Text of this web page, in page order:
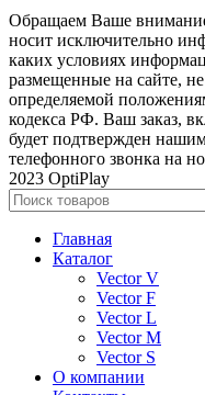
Обращаем Ваше
носит исключительно
каких условиях
размещенные на сайте,
определяемой
кодекса РФ. Ваш заказ,
будет подтвержден
телефонного звонка на
2023 OptiPlay
Главная
Каталог
Vector V
Vector F
Vector L
Vector M
Vector S
О компании